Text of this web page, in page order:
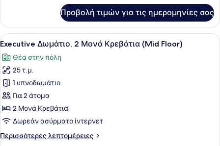
Δωμάτιο,
Queen
(Mid
Floor)
Προβολή τιμών για τις ημερομηνίες σας
Προβολή
όλων
των
φωτογραφιών
για
Executive
Δωμάτιο,
2
Μονά
Κρεβάτια
Ένα σύγχρονο δωμάτιο
7
Executive Δωμάτιο, 2 Μονά Κρεβάτια (Mid Floor)
Θέα στην πόλη
25 τ.μ.
1 υπνοδωμάτιο
Για 2 άτομα
2 Μονά Κρεβάτια
Δωρεάν ασύρματο ίντερνετ
Περισσότερες λεπτομέρειες
Περισσότερες